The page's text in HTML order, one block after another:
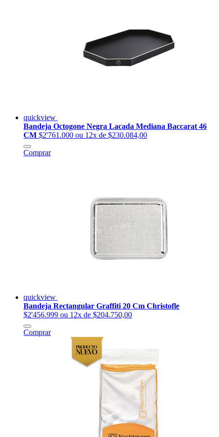
quickview
Bandeja Octogone Negra Lacada Mediana Baccarat 46
CM $2'761.000 ou 12x de $230.084,00
Comprar
quickview
Bandeja Rectangular Graffiti 20 Cm Christofle
$2'456.999 ou 12x de $204.750,00
Comprar